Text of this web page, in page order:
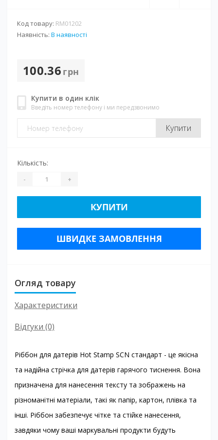
Код товару: RM01202
Наявність: В наявності
100.36 грн
Купити в один клік
Введіть номер телефону і ми передзвонимо
Купити
Кількість:
- +
КУПИТИ
ШВИДКЕ ЗАМОВЛЕННЯ
Огляд товару
Характеристики
Відгуки (0)
Ріббон для датерів Hot Stamp SCN стандарт - це якісна
та надійна стрічка для датерів гарячого тиснення. Вона
призначена для нанесення тексту та зображень на
різноманітні матеріали, такі як папір, картон, плівка та
інші. Ріббон забезпечує чітке та стійке нанесення,
завдяки чому ваші маркувальні продукти будуть